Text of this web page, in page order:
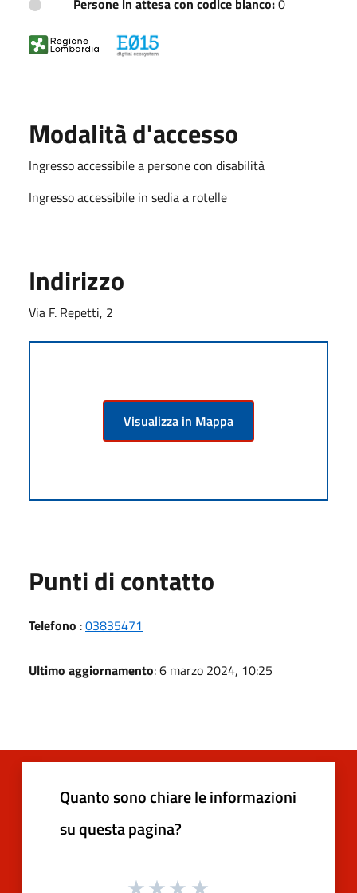
Modalità d'accesso
Ingresso accessibile a persone con disabilità
Ingresso accessibile in sedia a rotelle
Indirizzo
Via F. Repetti, 2
Visualizza in Mappa
Punti di contatto
Telefono :03835471
Ultimo aggiornamento: 6 marzo 2024, 10:25
Quanto sono chiare le informazioni
su questa pagina?